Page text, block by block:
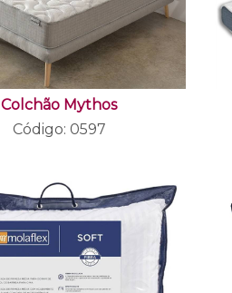
Colchão Mythos
Código: 0597